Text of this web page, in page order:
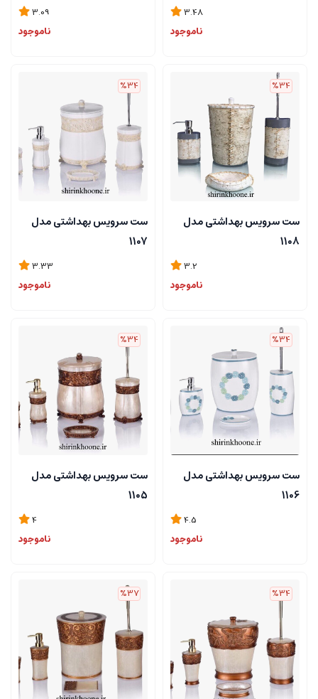
3.48
ناموجود
3.09
ناموجود
%34
ست سرویس بهداشتی مدل
1108
3.2
ناموجود
%34
ست سرویس بهداشتی مدل
1107
3.33
ناموجود
%34
ست سرویس بهداشتی مدل
1106
4.5
ناموجود
%34
ست سرویس بهداشتی مدل
1105
4
ناموجود
%34
%37